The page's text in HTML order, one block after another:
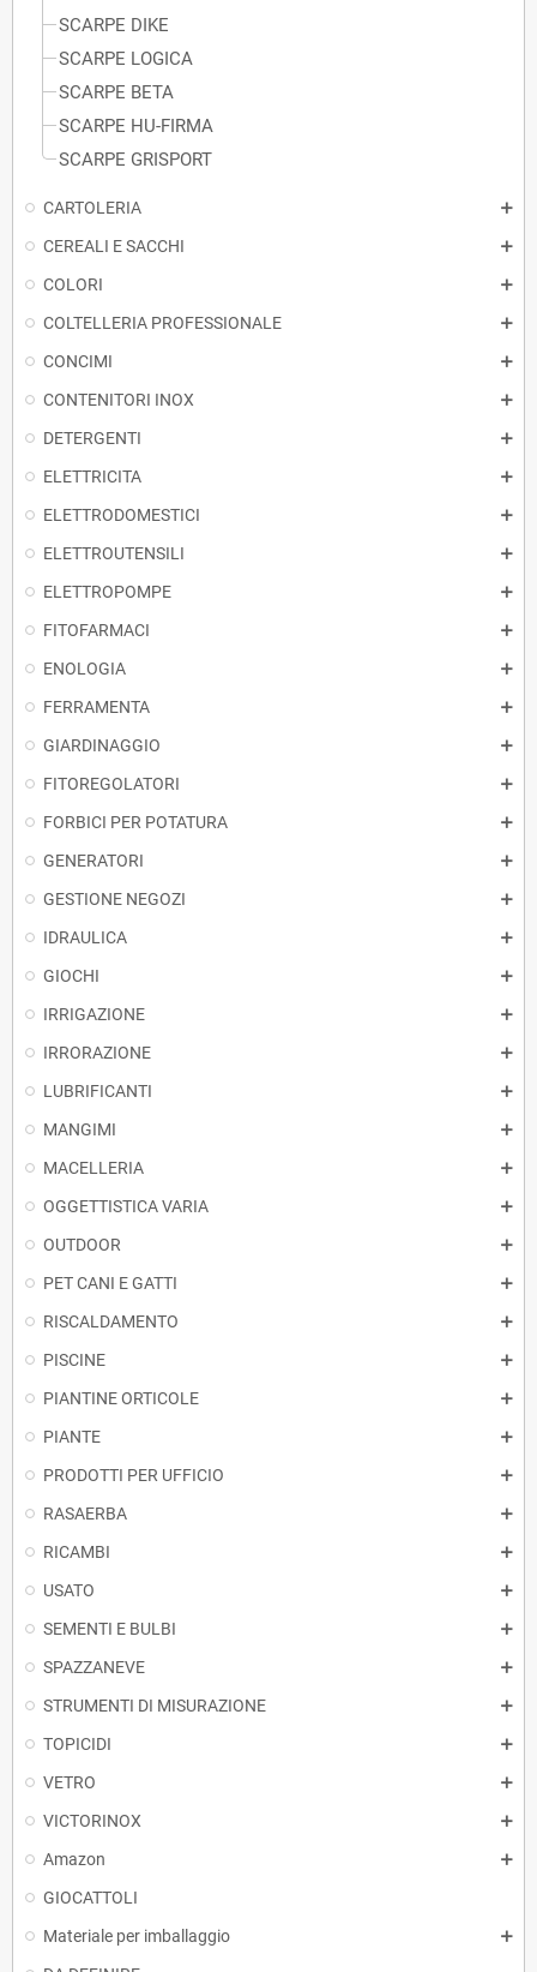
SCARPE DIKE
SCARPE LOGICA
SCARPE BETA
SCARPE HU-FIRMA
SCARPE GRISPORT
CARTOLERIA
CEREALI E SACCHI
COLORI
COLTELLERIA PROFESSIONALE
CONCIMI
CONTENITORI INOX
DETERGENTI
ELETTRICITA
ELETTRODOMESTICI
ELETTROUTENSILI
ELETTROPOMPE
FITOFARMACI
ENOLOGIA
FERRAMENTA
GIARDINAGGIO
FITOREGOLATORI
FORBICI PER POTATURA
GENERATORI
GESTIONE NEGOZI
IDRAULICA
GIOCHI
IRRIGAZIONE
IRRORAZIONE
LUBRIFICANTI
MANGIMI
MACELLERIA
OGGETTISTICA VARIA
OUTDOOR
PET CANI E GATTI
RISCALDAMENTO
PISCINE
PIANTINE ORTICOLE
PIANTE
PRODOTTI PER UFFICIO
RASAERBA
RICAMBI
USATO
SEMENTI E BULBI
SPAZZANEVE
STRUMENTI DI MISURAZIONE
TOPICIDI
VETRO
VICTORINOX
Amazon
GIOCATTOLI
Materiale per imballaggio